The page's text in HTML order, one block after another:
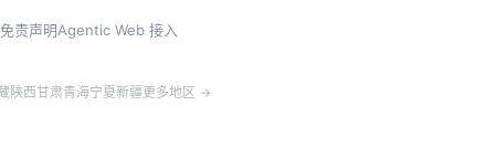
免责声明Agentic Web 接入
陕西甘肃青海宁夏新疆更多地区 →